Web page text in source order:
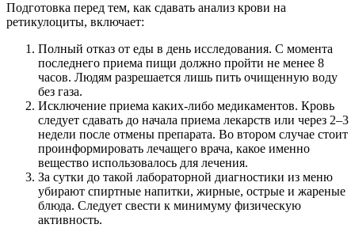
Подготовка перед тем, как сдавать анализ крови на
ретикулоциты, включает:
Полный отказ от еды в день исследования. С момента
последнего приема пищи должно пройти не менее 8
часов. Людям разрешается лишь пить очищенную воду
без газа.
Исключение приема каких-либо медикаментов. Кровь
следует сдавать до начала приема лекарств или через 2–3
недели после отмены препарата. Во втором случае стоит
проинформировать лечащего врача, какое именно
вещество использовалось для лечения.
За сутки до такой лабораторной диагностики из меню
убирают спиртные напитки, жирные, острые и жареные
блюда. Следует свести к минимуму физическую
активность.